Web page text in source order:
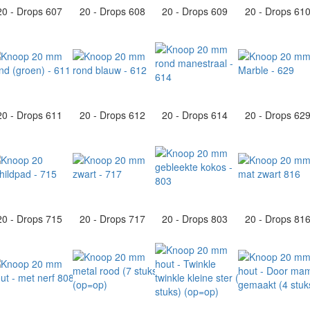
- Drops 607 20 - Drops 608 20 - Drops 609 20 - Drops
- Drops 611 20 - Drops 612 20 - Drops 614 20 - Drops
- Drops 715 20 - Drops 717 20 - Drops 803 20 - Drops